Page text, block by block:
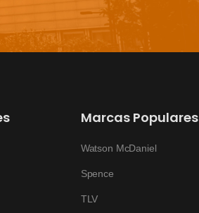
Marcas Populares
Watson McDaniel
Spence
TLV